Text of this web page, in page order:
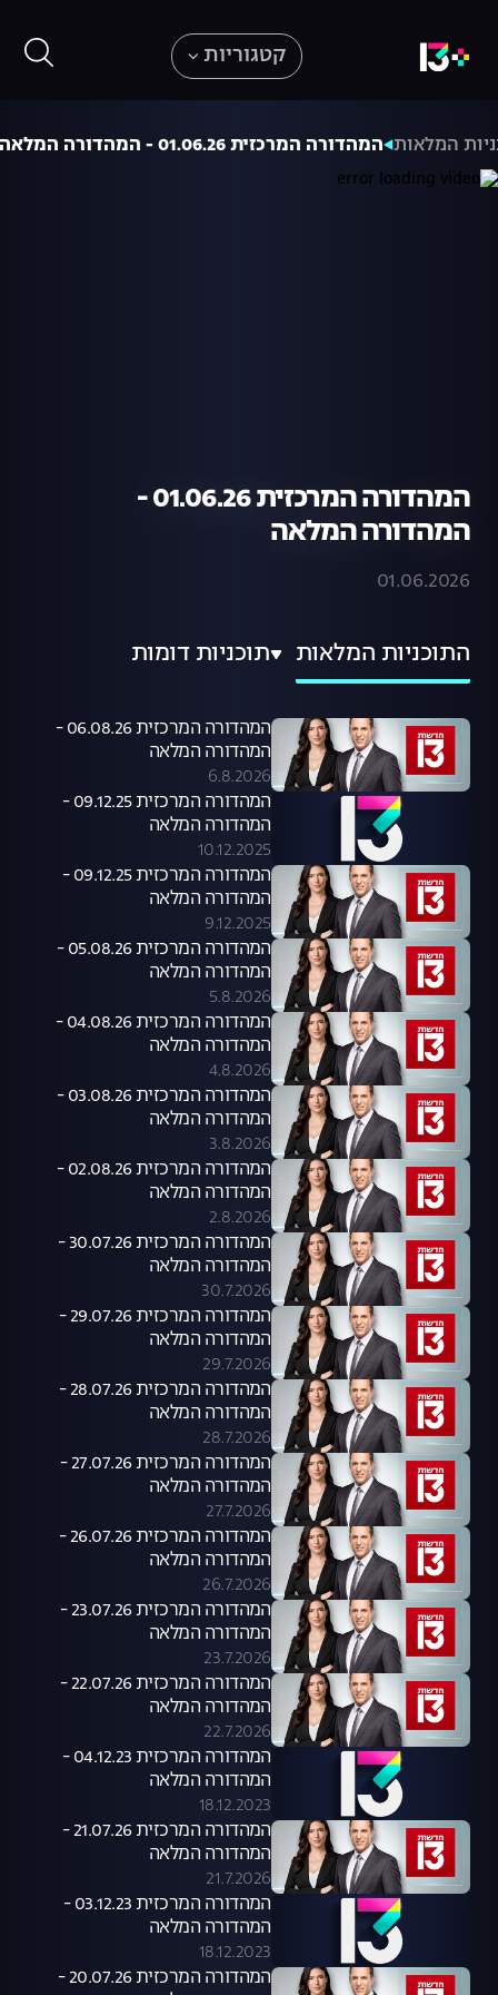
קטגוריות
המלאות המהדורה המרכזית 01.06.26 - המהדורה המלאה
המהדורה המרכזית 01.06.26 -
המהדורה המלאה
01.06.2026
התוכניות המלאות תוכניות דומות
המהדורה המרכזית 06.08.26 -
המהדורה המלאה
6.8.2026
המהדורה המרכזית 09.12.25 -
המהדורה המלאה
10.12.2025
המהדורה המרכזית 09.12.25 -
המהדורה המלאה
9.12.2025
המהדורה המרכזית 05.08.26 -
המהדורה המלאה
5.8.2026
המהדורה המרכזית 04.08.26 -
המהדורה המלאה
4.8.2026
המהדורה המרכזית 03.08.26 -
המהדורה המלאה
3.8.2026
המהדורה המרכזית 02.08.26 -
המהדורה המלאה
2.8.2026
המהדורה המרכזית 30.07.26 -
המהדורה המלאה
30.7.2026
המהדורה המרכזית 29.07.26 -
המהדורה המלאה
29.7.2026
המהדורה המרכזית 28.07.26 -
המהדורה המלאה
28.7.2026
המהדורה המרכזית 27.07.26 -
המהדורה המלאה
27.7.2026
המהדורה המרכזית 26.07.26 -
המהדורה המלאה
26.7.2026
המהדורה המרכזית 23.07.26 -
המהדורה המלאה
23.7.2026
המהדורה המרכזית 22.07.26 -
המהדורה המלאה
22.7.2026
המהדורה המרכזית 04.12.23 -
המהדורה המלאה
18.12.2023
המהדורה המרכזית 21.07.26 -
המהדורה המלאה
21.7.2026
המהדורה המרכזית 03.12.23 -
המהדורה המלאה
18.12.2023
המהדורה המרכזית 20.07.26 -